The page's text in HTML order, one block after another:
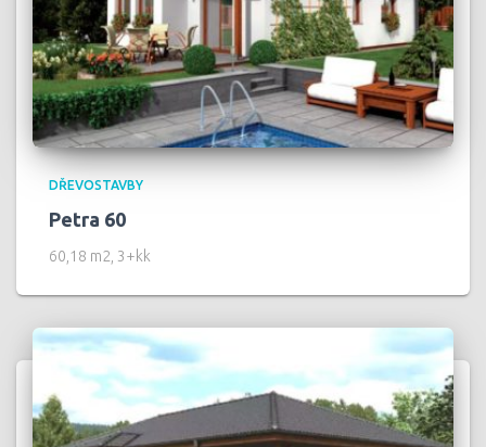
DŘEVOSTAVBY
Petra 60
60,18 m2, 3+kk